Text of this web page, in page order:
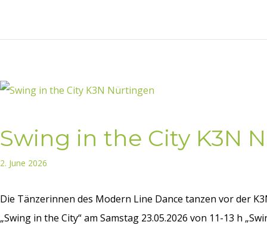
Swing in the City K3N
2. June 2026
Die Tänzerinnen des Modern Line Dance tanzen vor der
„Swing in the City“ am Samstag 23.05.2026 von 11-13 h